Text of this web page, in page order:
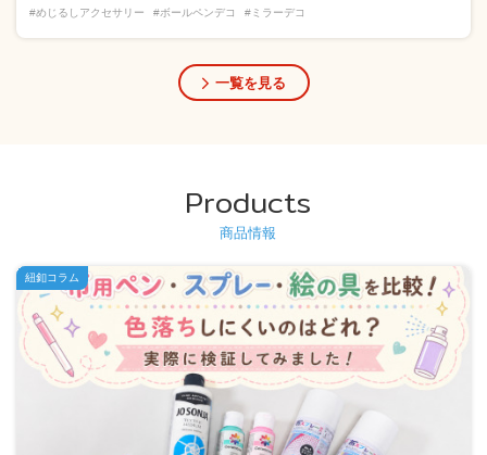
#めじるしアクセサリー #ボールペンデコ #ミラーデコ
一覧を見る
Products
商品情報
紐釦コラム